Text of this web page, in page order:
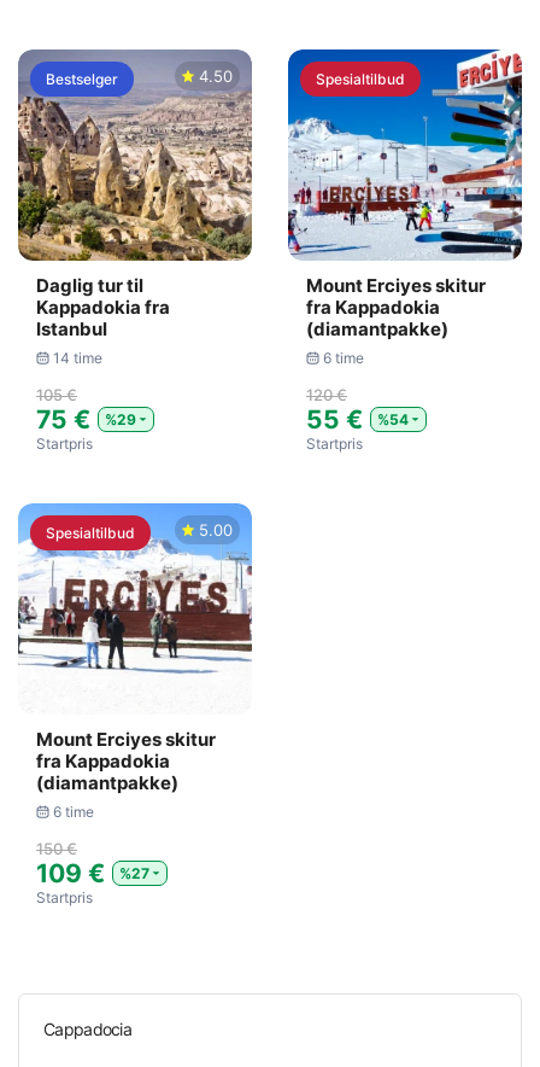
Bestselger 4.50
Daglig tur til
Kappadokia fra
Istanbul
14 time
105 €
75 €
%29
Startpris
Spesialtilbud
Mount Erciyes skitur
fra Kappadokia
(diamantpakke)
6 time
120 €
55 €
%54
Startpris
Spesialtilbud 5.00
Mount Erciyes skitur
fra Kappadokia
(diamantpakke)
6 time
150 €
109 €
%27
Startpris
Cappadocia